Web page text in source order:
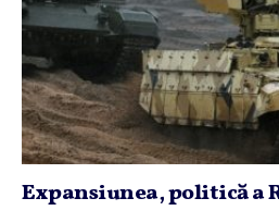
Expansiunea, politică a